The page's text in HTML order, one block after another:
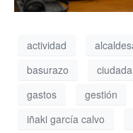
actividad
basurazo
gastos
gestión
iñaki garcía calvo